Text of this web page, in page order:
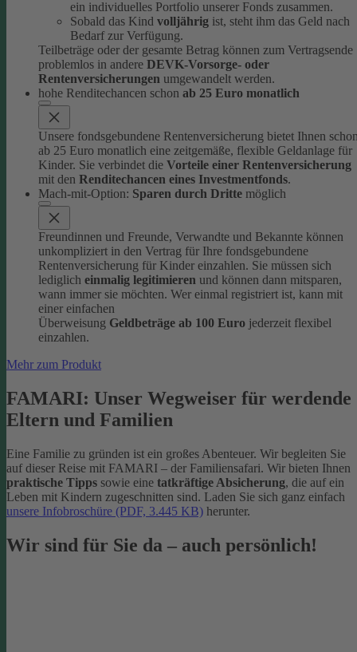
ein individuelles Portfolio unserer Fonds zusammen.
Sobald das Kind volljährig ist, steht ihm das Geld nach
Bedarf zur Verfügung.
Teilbeträge oder der gesamte Betrag können zum Vertragsende
problemlos in andere DEVK-Vorsorge- oder
Rentenversicherungen umgewandelt werden.
hohe Renditechancen schon ab 25 Euro monatlich
Unsere fondsgebundene Rentenversicherung bietet Ihnen
ab 25 Euro monatlich eine zeitgemäße, flexible Geldanlage für
Kinder. Sie verbindet die Vorteile einer Rentenversicherung
mit den Renditechancen eines Investmentfonds.
Mach-mit-Option: Sparen durch Dritte möglich
Freundinnen und Freunde, Verwandte und Bekannte können
unkompliziert in den Vertrag für Ihre fondsgebundene
Rentenversicherung für Kinder einzahlen. Sie müssen sich
lediglich einmalig legitimieren und können dann mitsparen,
wann immer sie möchten. Wer einmal registriert ist, kann mit
einer einfachen
Überweisung Geldbeträge ab 100 Euro jederzeit flexibel
einzahlen.
Mehr zum Produkt
FAMARI: Unser Wegweiser für werdende
Eltern und Familien
Eine Familie zu gründen ist ein großes Abenteuer. Wir begleiten Sie
auf dieser Reise mit FAMARI – der Familiensafari. Wir bieten Ihnen
praktische Tipps sowie eine tatkräftige Absicherung, die auf ein
Leben mit Kindern zugeschnitten sind. Laden Sie sich ganz einfach
unsere Infobroschüre (PDF, 3.445 KB) herunter.
Wir sind für Sie da – auch persönlich!